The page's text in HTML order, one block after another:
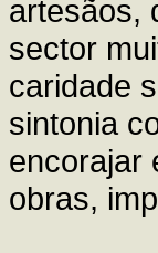
artesãos,
sector
caridade
sintonia
encorajar
obras,